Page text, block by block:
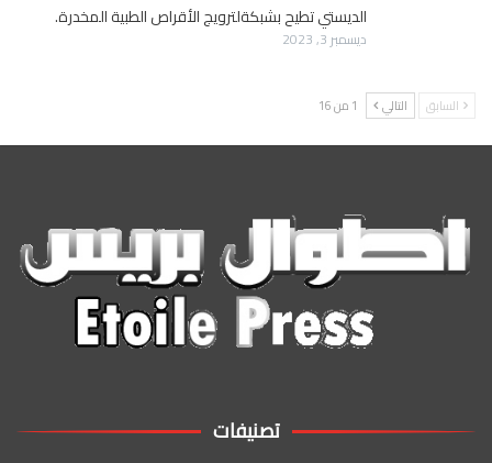
الديستي تطيح بشبكةلترويج الأقراص الطبية المخدرة.
ديسمبر 3, 2023
السابق التالي 1 من 16
تصنيفات